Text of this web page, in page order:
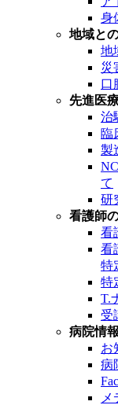
身
地域と
地
災
口
先進医
治
臨
製
て
研
看護師
看
看
特
特
T.
受
病院情
お
病